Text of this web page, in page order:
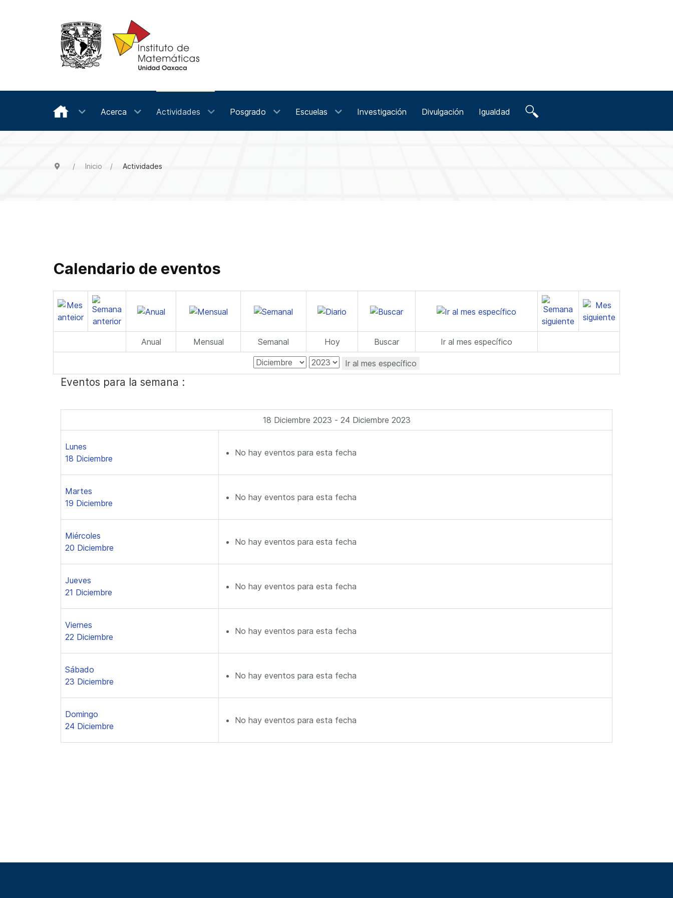
Acerca Actividades Posgrado Escuelas Investigación Divulgación Igualdad
Inicio Actividades
Calendario de eventos
Anual Mensual Semanal Hoy Buscar Ir al mes específico
Ir al mes específico
Eventos para la semana :
18 Diciembre 2023 - 24 Diciembre 2023
Lunes
18 Diciembre
No hay eventos para esta fecha
Martes
19 Diciembre
No hay eventos para esta fecha
Miércoles
20 Diciembre
No hay eventos para esta fecha
Jueves
21 Diciembre
No hay eventos para esta fecha
Viernes
22 Diciembre
No hay eventos para esta fecha
Sábado
23 Diciembre
No hay eventos para esta fecha
Domingo
24 Diciembre
No hay eventos para esta fecha